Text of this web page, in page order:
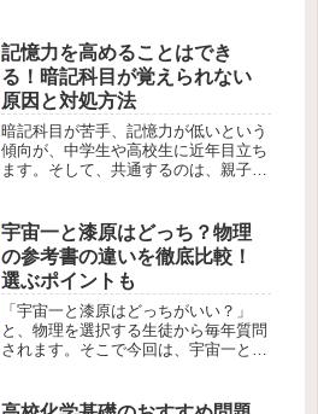
れる作業かもしれません。そこで本記
事では、語呂合わせを使って楽しく
覚...
記憶力を高めることはでき
る！暗記科目が覚えられない
原因と対処方法
暗記科目が苦手、記憶力が低いという
傾向が、中学生や高校生に近年目立ち
ます。そして、共通するのは、親子と
もたちに共通する記憶力が低い原因か
ら、記憶力を高める方法を書きまし
た。
宇宙一と漆原はどっち？物理
の参考書の違いを徹底比較！
選ぶポイントも
「宇宙一と漆原はどっちがいい？」
と、物理を選択する生徒から毎年質問
されます。そこで今回は、宇宙一と漆
コミも交えて、宇宙一と漆原の違いを